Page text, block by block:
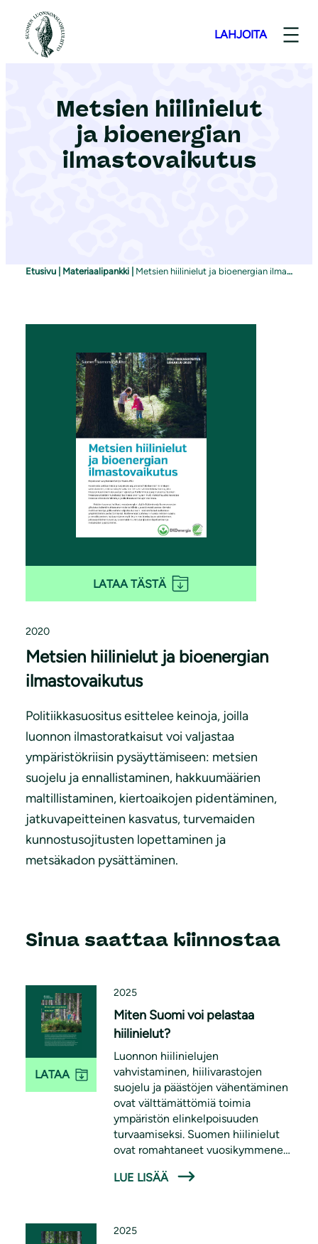
LAHJOITA
Metsien hiilinielut
ja bioenergian
ilmastovaikutus
Etusivu Materiaalipankki Metsien hiilinielut ja bioenergian ilmastovaikutus
LATAA TÄSTÄ
2020
Metsien hiilinielut ja bioenergian
ilmastovaikutus
Politiikkasuositus esittelee keinoja, joilla
luonnon ilmastoratkaisut voi valjastaa
ympäristökriisin pysäyttämiseen: metsien
suojelu ja ennallistaminen, hakkuumäärien
maltillistaminen, kiertoaikojen pidentäminen,
jatkuvapeitteinen kasvatus, turvemaiden
kunnostusojitusten lopettaminen ja
metsäkadon pysättäminen.
Sinua saattaa kiinnostaa
LATAA
2025
Miten Suomi voi pelastaa
hiilinielut?
Luonnon hiilinielujen
vahvistaminen, hiilivarastojen
suojelu ja päästöjen vähentäminen
ovat välttämättömiä toimia
ympäristön elinkelpoisuuden
turvaamiseksi. Suomen hiilinielut
ovat romahtaneet vuosikymmenen
korjata vahvistamalla metsien
metsäbioenergian käyttöä.
LUE LISÄÄ
2025